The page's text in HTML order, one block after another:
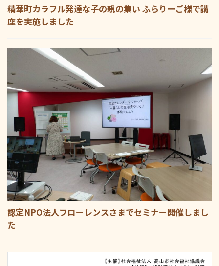
精華町カラフル発達な子の親の集い ふらりーご様で講
座を実施しました
認定NPO法人フローレンスさまでセミナー開催しまし
た